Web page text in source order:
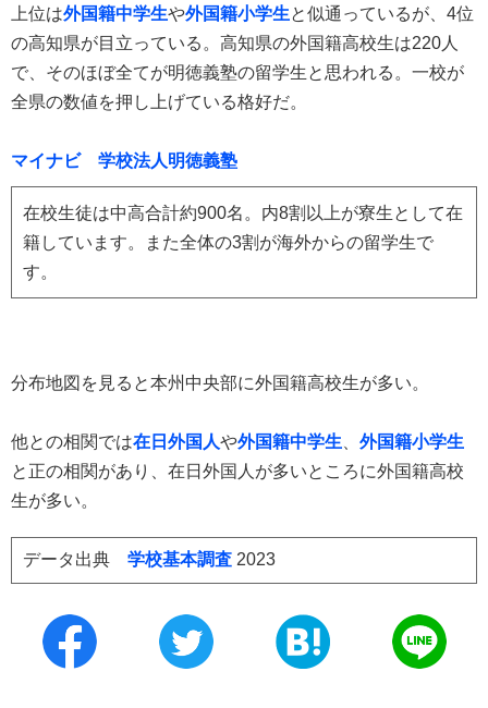
上位は外国籍中学生や外国籍小学生と似通っているが、4位
の高知県が目立っている。高知県の外国籍高校生は220人
で、そのほぼ全てが明徳義塾の留学生と思われる。一校が
全県の数値を押し上げている格好だ。
マイナビ 学校法人明徳義塾
在校生徒は中高合計約900名。内8割以上が寮生として在
籍しています。また全体の3割が海外からの留学生で
す。
分布地図を見ると本州中央部に外国籍高校生が多い。
他との相関では在日外国人や外国籍中学生
外国籍小学生
と正の相関があり、在日外国人が多いところに外国籍高校
生が多い。
データ出典 学校基本調査 2023